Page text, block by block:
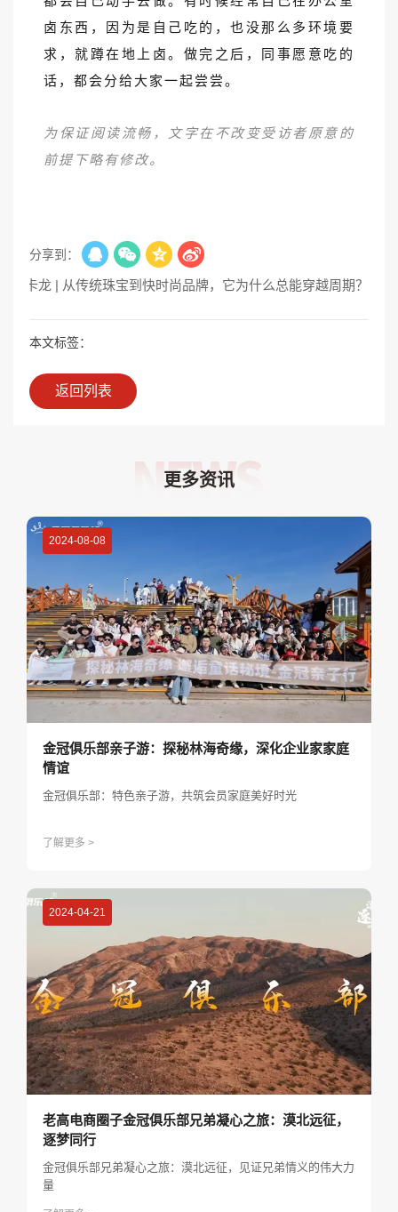
卤东西，因为是自己吃的，也没那么多环境要
求，就蹲在地上卤。做完之后，同事愿意吃的
话，都会分给大家一起尝尝。
为保证阅读流畅，文字在不改变受访者原意的
前提下略有修改。
分享到：
曼卡龙 | 从传统珠宝到快时尚品牌，它为什么总能穿越周期？
本文标签：
返回列表
更多资讯
2024-08-08
金冠俱乐部亲子游：探秘林海奇缘，深化企业家家庭
情谊
金冠俱乐部：特色亲子游，共筑会员家庭美好时光
了解更多 >
2024-04-21
老高电商圈子金冠俱乐部兄弟凝心之旅：漠北远征，
逐梦同行
金冠俱乐部兄弟凝心之旅：漠北远征，见证兄弟情义的伟大力
量